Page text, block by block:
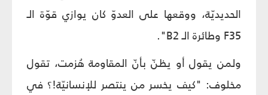
الحديديّة، ووقعها على العدوّ كان يوازي قوّة الـ
F35 وطائرة الـ B2".
ولمن يقول أو يظنّ بأنّ المقاومة هُزمت، تقول
مخلوف: "كيف يخسر من ينتصر للإنسانيّة!؟ في